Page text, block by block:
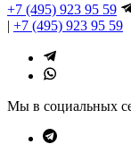
+7 (495) 923 95 59
| +7 (495) 923 95 59
Мы в социальных